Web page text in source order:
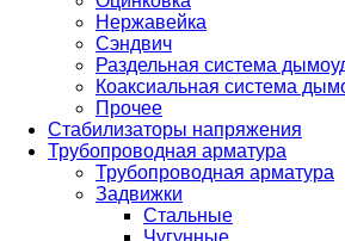
Нержавейка
Сэндвич
Раздельная система
Коаксиальная система
Прочее
Стабилизаторы напряжения
Трубопроводная арматура
Трубопроводная арматура
Задвижки
Стальные